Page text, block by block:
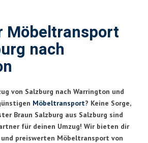
Möbeltransport
nach
von Salzburg nach Warrington und
Möbeltransport? Keine Sorge,
Braun Salzburg aus Salzburg sind
für deinen Umzug! Wir bieten dir
preiswerten Möbeltransport von